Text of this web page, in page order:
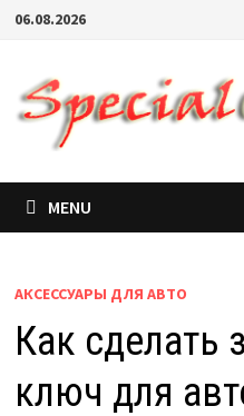
06.08.2026
MENU
АКСЕССУАРЫ ДЛЯ АВТО
Как сделать
ключ для